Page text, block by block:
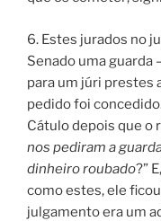
6. Estes jurados no
Senado uma guarda
para um júri prestes
pedido foi
Cátulo depois que o
nos pediram a
dinheiro roubado?”
como estes, ele
julgamento era um